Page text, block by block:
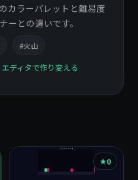
カラーパレットと難易度
ーとの違いです。
#火山
エディタで作り変える
0